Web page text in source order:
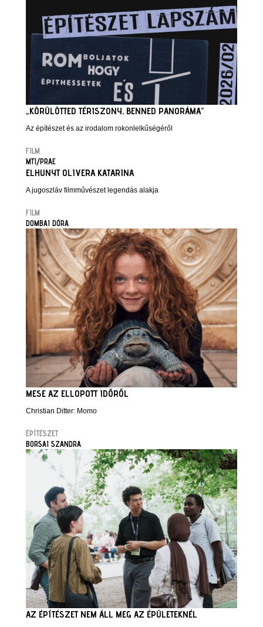
„KÖRÜLÖTTED TÉRISZONY, BENNED PANORÁMA”
Az építészet és az irodalom rokonlelkűségéről
FILM
MTI/PRAE
ELHUNYT OLIVERA KATARINA
A jugoszláv filmművészet legendás alakja
FILM
DOMBAI DÓRA
MESE AZ ELLOPOTT IDŐRŐL
Christian Ditter: Momo
ÉPÍTÉSZET
BORSAI SZANDRA
AZ ÉPÍTÉSZET NEM ÁLL MEG AZ ÉPÜLETEKNÉL